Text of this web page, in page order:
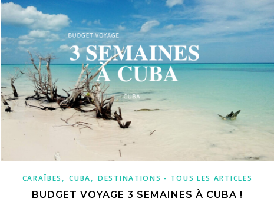
CARAÏBES ,CUBA, DESTINATIONS - TOUS LES ARTICLES
BUDGET VOYAGE 3 SEMAINES À CUBA !